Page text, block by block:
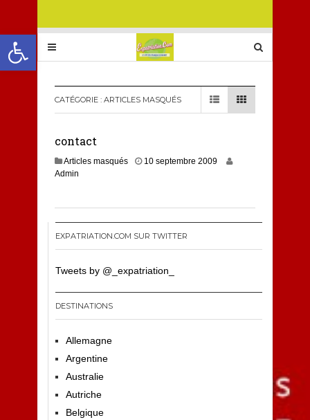
Ouvrir la barre d’outils
CATÉGORIE : ARTICLES MASQUÉS
contact
Articles masqués 10 septembre 20091
n
v
e
Admin
EXPATRIATION.COM SUR TWITTER
Tweets by @_expatriation_
DESTINATIONS
Allemagne
Argentine
Australie
Autriche
Belgique